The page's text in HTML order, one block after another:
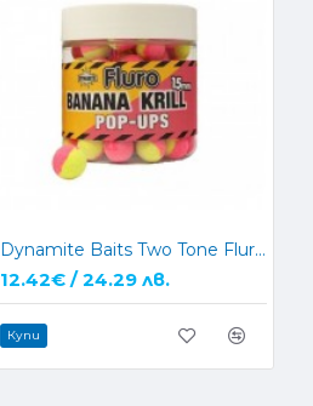
Dynamite Baits Two Tone Fluro Krill & Banana Pop Ups
12.42€ / 24.29 лв.
Купи